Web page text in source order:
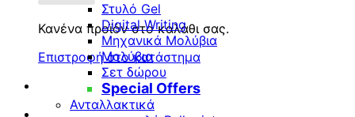
Κανένα προϊόν στο καλάθι σας.
Επιστροφή στο κατάστημα
Στυλό Gel
Digital Writing
Μηχανικά Μολύβια
Μολύβια
Σετ δώρου
Special Offers
Ανταλλακτικά